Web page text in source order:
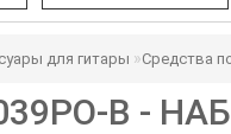
для гитары Средства
B -